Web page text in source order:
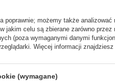
Zajrzyj do naszego
poprawnie; możemy także
jakim celu są zbierane zarówno
(poza wymaganymi danymi
Więcej informacji
(wymagane)